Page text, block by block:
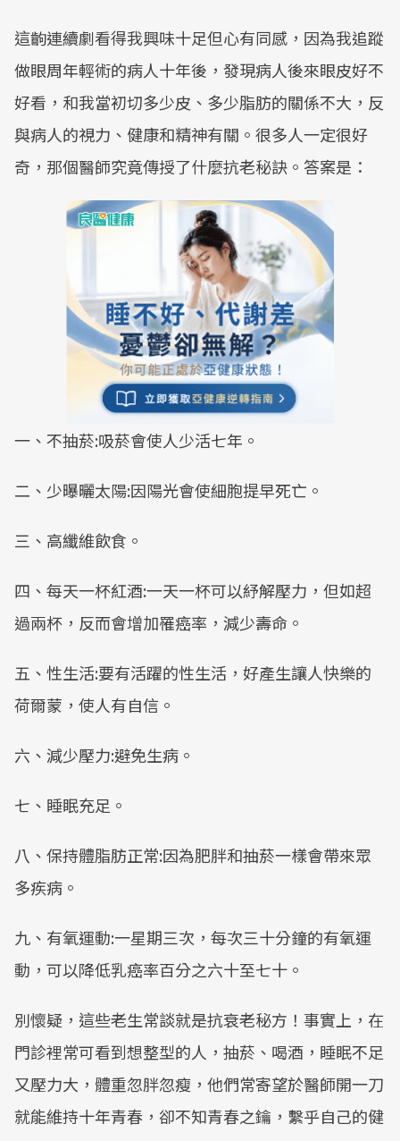
這齣連續劇看得我興味十足但心有同感，因為我追蹤
做眼周年輕術的病人十年後，發現病人後來眼皮好不
好看，和我當初切多少皮、多少脂肪的關係不大，反
與病人的視力、健康和精神有關。很多人一定很好
奇，那個醫師究竟傳授了什麼抗老秘訣。答案是：
一、不抽菸:吸菸會使人少活七年。
二、少曝曬太陽:因陽光會使細胞提早死亡。
三、高纖維飲食。
四、每天一杯紅酒:一天一杯可以紓解壓力，但如超
過兩杯，反而會增加罹癌率，減少壽命。
五、性生活:要有活躍的性生活，好產生讓人快樂的
荷爾蒙，使人有自信。
六、減少壓力:避免生病。
七、睡眠充足。
八、保持體脂肪正常:因為肥胖和抽菸一樣會帶來眾
多疾病。
九、有氧運動:一星期三次，每次三十分鐘的有氧運
動，可以降低乳癌率百分之六十至七十。
別懷疑，這些老生常談就是抗衰老秘方！事實上，在
門診裡常可看到想整型的人，抽菸、喝酒，睡眠不足
又壓力大，體重忽胖忽瘦，他們常寄望於醫師開一刀
就能維持十年青春，卻不知青春之鑰，繫乎自己的健